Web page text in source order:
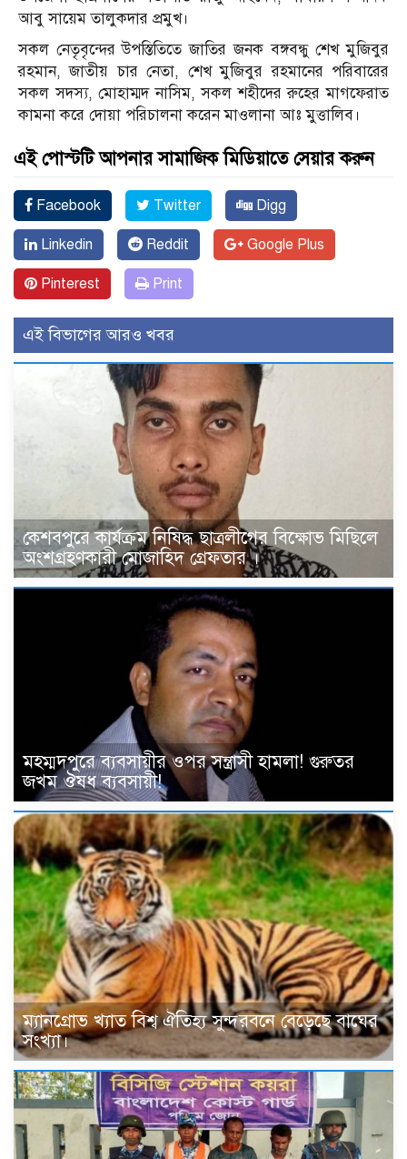
আবু সায়েম তালুকদার প্রমুখ।
সকল নেতৃবৃন্দের উপস্তিতিতে জাতির জনক বঙ্গবন্ধু শেখ মুজিবুর
রহমান, জাতীয় চার নেতা, শেখ মুজিবুর রহমানের পরিবারের
সকল সদস্য, মোহাম্মদ নাসিম, সকল শহীদের রুহের মাগফেরাত
কামনা করে দোয়া পরিচালনা করেন মাওলানা আঃ মুত্তালিব।
এই পোস্টটি আপনার সামাজিক মিডিয়াতে সেয়ার করুন
Facebook Twitter Digg
Linkedin Reddit Google Plus
Pinterest Print
এই বিভাগের আরও খবর
কেশবপুরে কার্যক্রম নিষিদ্ধ ছাত্রলীগের বিক্ষোভ মিছিলে
অংশগ্রহণকারী মোজাহিদ গ্রেফতার ।
মহম্মদপুরে ব্যবসায়ীর ওপর সন্ত্রাসী হামলা! গুরুতর
জখম ঔষধ ব্যবসায়ী!
ম্যানগ্রোভ খ্যাত বিশ্ব ঐতিহ্য সুন্দরবনে বেড়েছে বাঘের
সংখ্যা।